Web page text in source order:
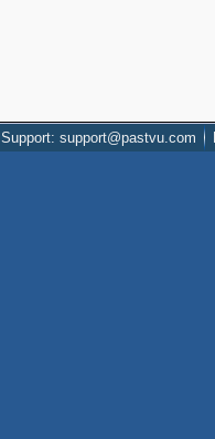
Support: support@pastvu.com